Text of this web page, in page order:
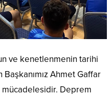
ve kenetlenmenin tarihi
Ahmet Gaffar
Deprem